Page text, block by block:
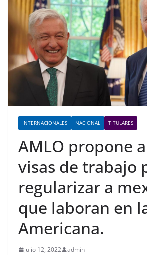
INTERNACIONALES NACIONAL TITULARES
AMLO propone
visas de trabajo
regularizar a
que laboran en
Americana.
julio 12, 2022 admin